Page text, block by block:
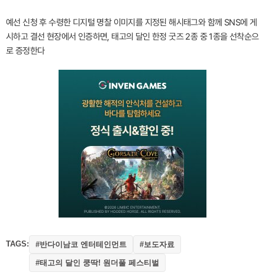
예선 신청 후 수령한 디지털 명찰 이미지를 지정된 해시태그와 함께 SNS에 게
시하고 결선 현장에서 인증하면, 태고의 달인 한정 굿즈 2종 중 1종을 선착순으
로 증정한다
TAGS: #반다이남코 엔터테인먼트 #보도자료
#태고의 달인 쿵딱! 원더풀 페스티벌